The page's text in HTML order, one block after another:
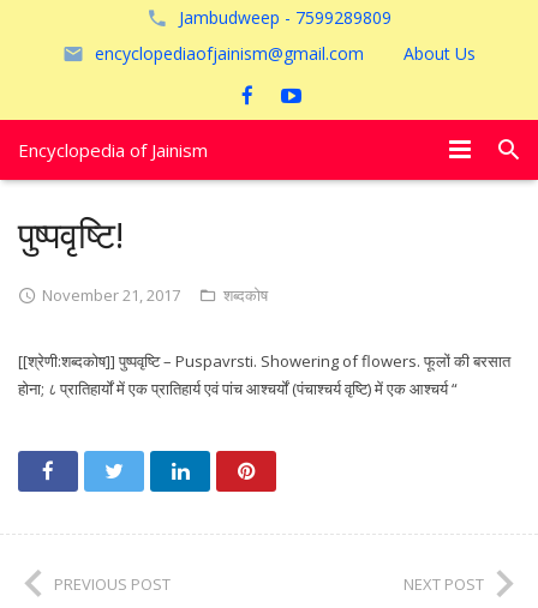
Jambudweep - 7599289809
encyclopediaofjainism@gmail.com
About Us
Encyclopedia of Jainism
पूजायें
अयोध्या
पुष्पवृष्टि!
November 21, 2017 शब्दकोष
[[श्रेणी:शब्दकोष]] पुष्पवृष्टि – Puspavrsti. Showering of flowers. फूलों की बरसात
होना; ८ प्रातिहार्यों में एक प्रातिहार्य एवं पांच आश्चर्यों (पंचाश्चर्य वृष्टि) में एक आश्चर्य “
PREVIOUS POST NEXT POST